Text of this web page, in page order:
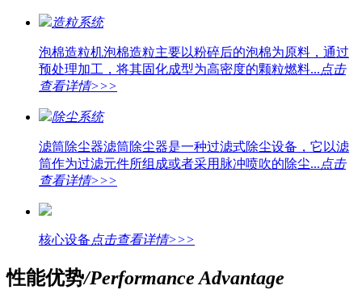
造粒系统
泡棉造粒机泡棉造粒主要以粉碎后的泡棉为原料，通过
预处理加工，将其固化成型为高密度的颗粒燃料...点击
查看详情>>>
除尘系统
滤筒除尘器滤筒除尘器是一种过滤式除尘设备，它以滤
筒作为过滤元件所组成或者采用脉冲喷吹的除尘...点击
查看详情>>>
核心设备点击查看详情>>>
性能优势/Performance Advantage